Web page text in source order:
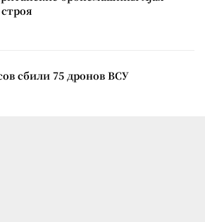
сбили 75 дронов ВСУ